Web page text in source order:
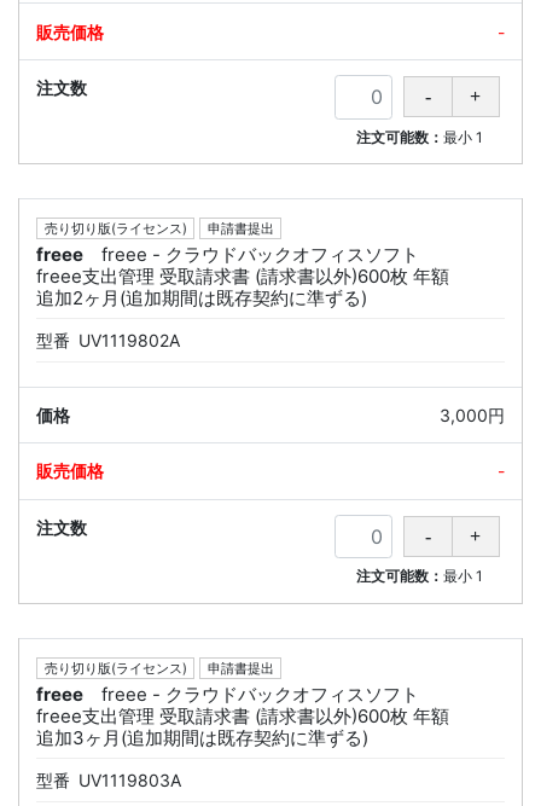
-
注文可能数：最小 1
売り切り版(ライセンス) 申請書提出
freee
freee - クラウドバックオフィスソフト
freee支出管理 受取請求書 (請求書以外)600枚 年額
追加2ヶ月(追加期間は既存契約に準ずる)
型番 UV1119802A
3,000円
-
注文可能数：最小 1
売り切り版(ライセンス) 申請書提出
freee
freee - クラウドバックオフィスソフト
freee支出管理 受取請求書 (請求書以外)600枚 年額
追加3ヶ月(追加期間は既存契約に準ずる)
型番 UV1119803A